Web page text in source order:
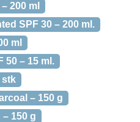
200 ml
SPF 30 – 200 ml.
ml
50 – 15 ml.
stk
– 150 g
150 g